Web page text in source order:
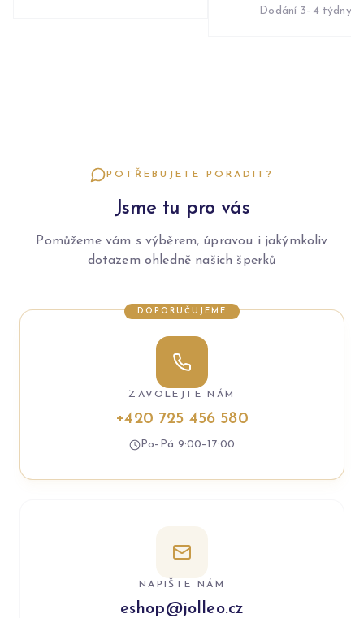
Dodání 3–4 týdny
POTŘEBUJETE PORADIT?
Jsme tu pro vás
Pomůžeme vám s výběrem, úpravou i jakýmkoliv
dotazem ohledně našich šperků
DOPORUČUJEME
ZAVOLEJTE NÁM
+420 725 456 580
Po–Pá 9:00–17:00
NAPIŠTE NÁM
eshop@jolleo.cz